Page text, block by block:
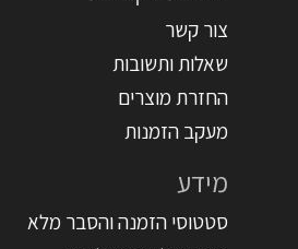
צור קשר
שאלות ותשובות
החזרת מוצרים
מעקב הזמנות
מידע
סטטוסי הזמנה והסבר מלא